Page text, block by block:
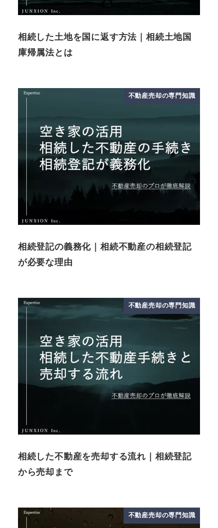
相続した土地を国に返す方法｜相続土地国
庫帰属法とは
不動産売却の専門知識
相続登記の義務化｜相続不動産の相続登記
が必要な理由
不動産売却の専門知識
相続した不動産を売却する流れ｜相続登記
から売却まで
不動産売却の専門知識